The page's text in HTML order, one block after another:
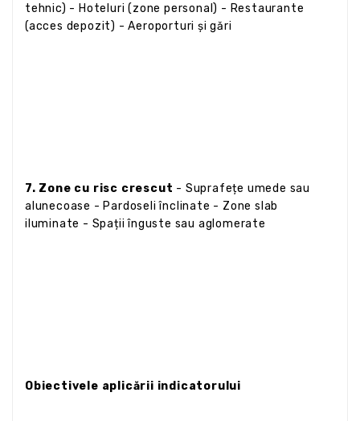
tehnic) - Hoteluri (zone personal) - Restaurante
(acces depozit) - Aeroporturi și gări
7. Zone cu risc crescut - Suprafețe umede sau
alunecoase - Pardoseli înclinate - Zone slab
iluminate - Spații înguste sau aglomerate
Obiectivele aplicării indicatorului